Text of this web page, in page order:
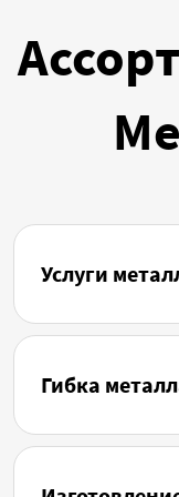
Услуги
Гибка